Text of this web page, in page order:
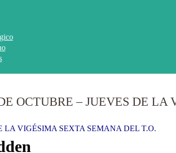
OCTUBRE – JUEVES DE LA
LA VIGÉSIMA SEXTA SEMANA DEL T.O.